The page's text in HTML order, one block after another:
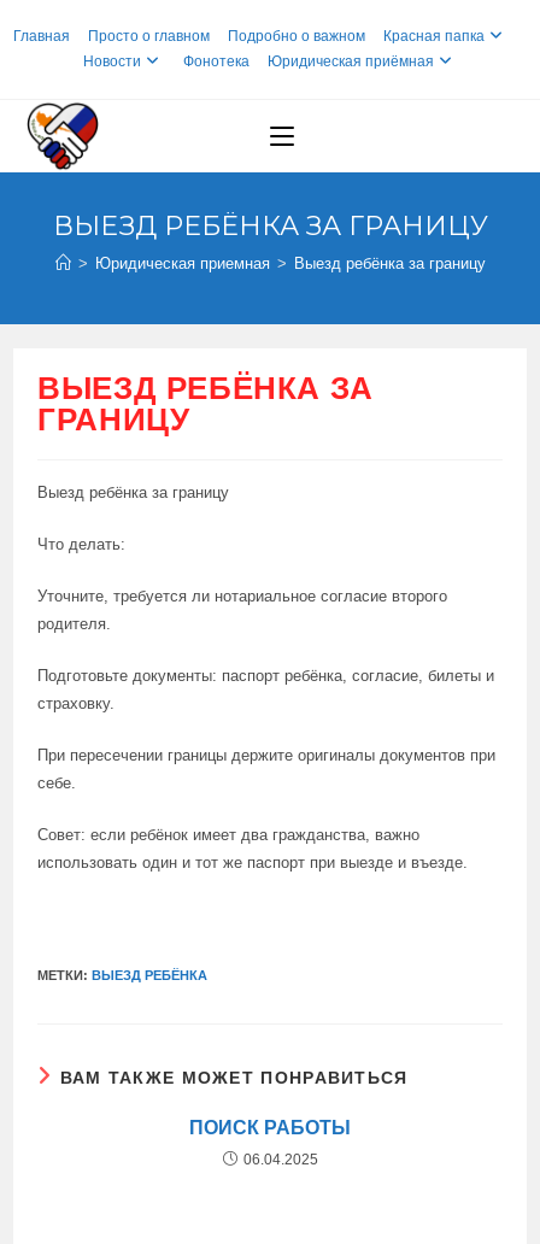
Главная Просто о главном Подробно о важном
Красная папка
Новости
Фонотека Юридическая приёмная
ВЫЕЗД РЕБЁНКА ЗА ГРАНИЦУ
> Юридическая приемная > Выезд ребёнка за границу
ВЫЕЗД РЕБЁНКА ЗА
ГРАНИЦУ
Выезд ребёнка за границу
Что делать:
Уточните, требуется ли нотариальное согласие второго
родителя.
Подготовьте документы: паспорт ребёнка, согласие, билеты и
страховку.
При пересечении границы держите оригиналы документов при
себе.
Совет: если ребёнок имеет два гражданства, важно
использовать один и тот же паспорт при выезде и въезде.
МЕТКИ:ВЫЕЗД РЕБЁНКА
ВАМ ТАКЖЕ МОЖЕТ ПОНРАВИТЬСЯ
ПОИСК РАБОТЫ
06.04.2025